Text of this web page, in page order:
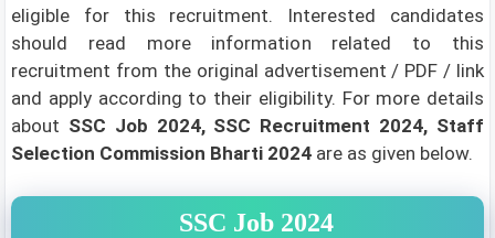
eligible for this recruitment. Interested candidates
should read more information related to this
recruitment from the original advertisement / PDF / link
and apply according to their eligibility. For more details
about SSC Job 2024, SSC Recruitment 2024, Staff
Selection Commission Bharti 2024 are as given below.
SSC Job 2024